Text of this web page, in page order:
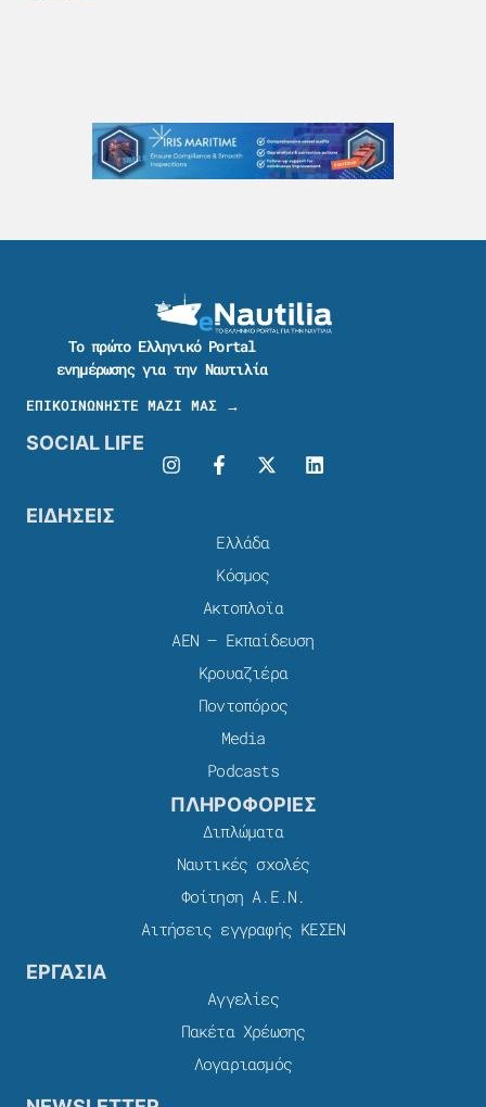
Το πρώτο Ελληνικό Portal
ενημέρωσης για την Ναυτιλία
ΕΠΙΚΟΙΝΩΝΗΣΤΕ ΜΑΖΙ ΜΑΣ →
SOCIAL LIFE
ΕΙΔΗΣΕΙΣ
Ελλάδα
Κόσμος
Ακτοπλοϊα
ΑΕΝ – Εκπαίδευση
Κρουαζιέρα
Ποντοπόρος
Media
Podcasts
ΠΛΗΡΟΦΟΡΙΕΣ
Διπλώματα
Ναυτικές σχολές
Φοίτηση Α.Ε.Ν.
Αιτήσεις εγγραφής ΚΕΣΕΝ
ΕΡΓΑΣΙΑ
Αγγελίες
Πακέτα Χρέωσης​
Λογαριασμός